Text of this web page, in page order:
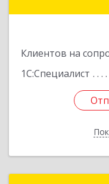
Клиентов на
1С:Специалист